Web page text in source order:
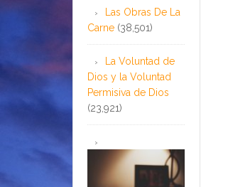
Las Obras De La
Carne (38,501)
La Voluntad de
Dios y la Voluntad
Permisiva de Dios
(23,921)